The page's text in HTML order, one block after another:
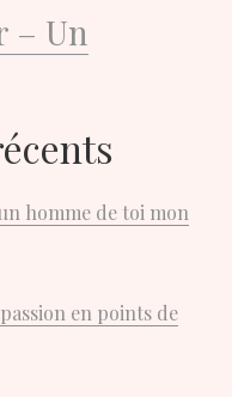
– Un
homme de toi mon
en points de